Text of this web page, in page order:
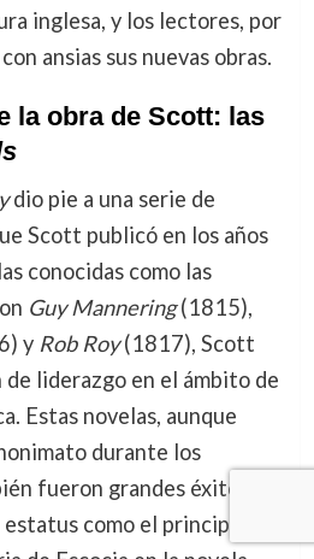
inglesa, y los lectores, por
ansias sus nuevas obras.
la obra de Scott: las
dio pie a una serie de
Scott publicó en los años
conocidas como las
Guy Mannering(1815),
y Rob Roy(1817), Scott
liderazgo en el ámbito de
Estas novelas, aunque
durante los
fueron grandes éxitos
como el principal